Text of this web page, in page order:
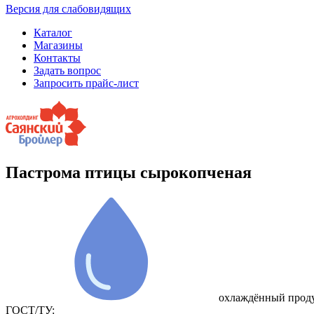
Версия для слабовидящих
Каталог
Магазины
Контакты
Задать вопрос
Запросить прайс-лист
Пастрома птицы сырокопченая
охлаждённый
ГОСТ/ТУ: